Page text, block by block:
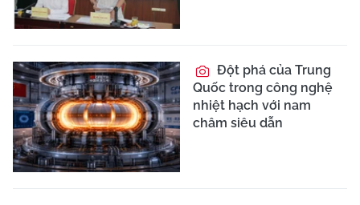
Đột phá của Trung
Quốc trong công nghệ
nhiệt hạch với nam
châm siêu dẫn